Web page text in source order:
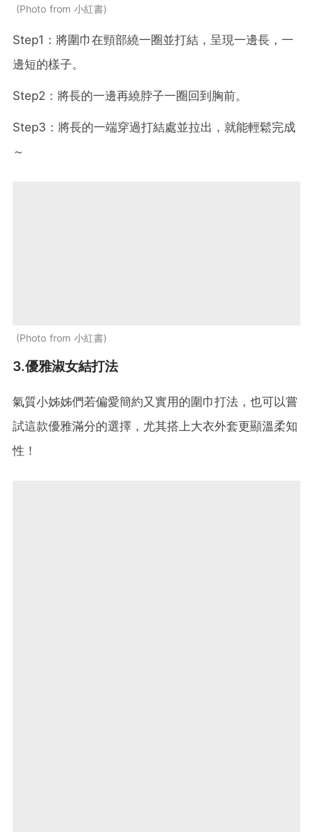
Photo from 小紅書
Step1：將圍巾在頸部繞一圈並打結，呈現一邊長，一
邊短的樣子。
Step2：將長的一邊再繞脖子一圈回到胸前。
Step3：將長的一端穿過打結處並拉出，就能輕鬆完成
～
Photo from 小紅書
3.優雅淑女結打法
氣質小姊姊們若偏愛簡約又實用的圍巾打法，也可以嘗
試這款優雅滿分的選擇，尤其搭上大衣外套更顯溫柔知
性！